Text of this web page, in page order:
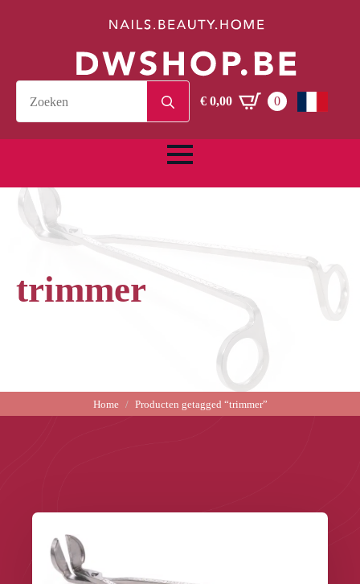
for:€0,00 0
trimmer
Home Producten getagged “trimmer”